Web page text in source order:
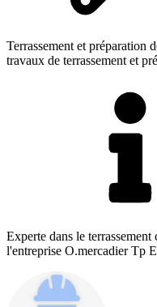
Terrassement et préparation
travaux de terrassement et
Experte dans le
l'entreprise O.mercadier Tp